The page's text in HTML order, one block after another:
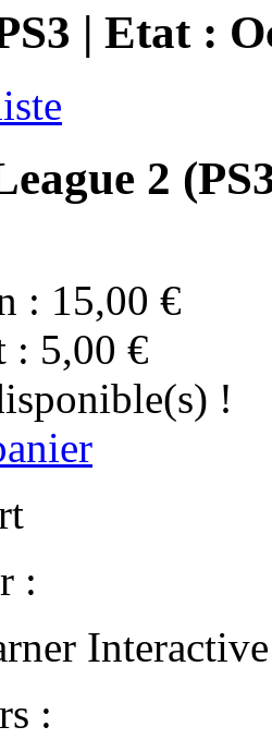
| Etat :
2
: 15,00 €
: 5,00 €
!
:
Interactive
: